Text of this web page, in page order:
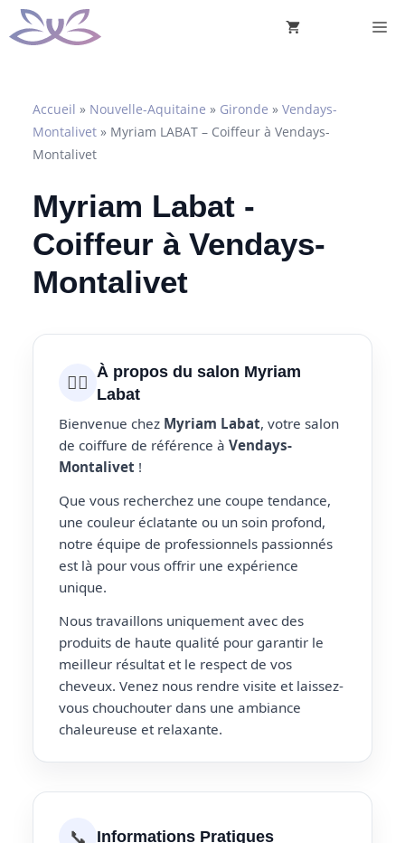
Aller
au
Accueil » Nouvelle-Aquitaine » Gironde » Vendays-
Montalivet » Myriam LABAT – Coiffeur à Vendays-
Montalivet
Myriam Labat -
Coiffeur à Vendays-
Montalivet
💇‍♀️ À propos du salon Myriam
Labat
Bienvenue chez Myriam Labat, votre salon
de coiffure de référence à Vendays-
Montalivet !
Que vous recherchez une coupe tendance,
une couleur éclatante ou un soin profond,
notre équipe de professionnels passionnés
est là pour vous offrir une expérience
unique.
Nous travaillons uniquement avec des
produits de haute qualité pour garantir le
meilleur résultat et le respect de vos
cheveux. Venez nous rendre visite et laissez-
vous chouchouter dans une ambiance
chaleureuse et relaxante.
📞 Informations Pratiques